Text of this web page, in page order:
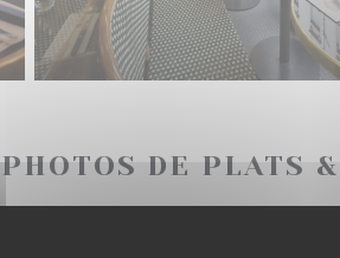
PHOTOS DE PLATS